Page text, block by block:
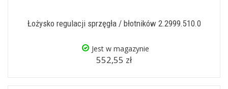
Łożysko regulacji sprzęgła / błotników 2.2999.510.0
Jest w magazynie
552,55 zł